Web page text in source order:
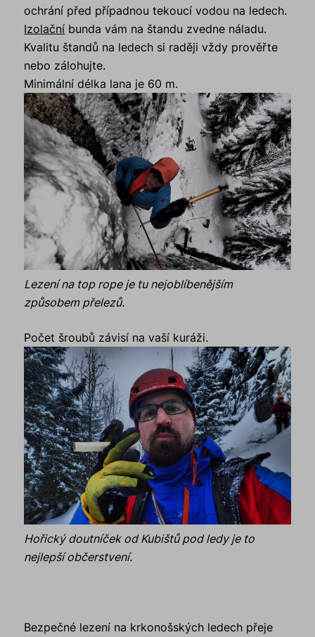
ochrání před případnou tekoucí vodou na ledech.
Izolační bunda vám na štandu zvedne náladu.
Kvalitu štandů na ledech si raději vždy prověřte
nebo zálohujte.
Minimální délka lana je 60 m.
Lezení na top rope je tu nejoblíbenějším
způsobem přelezů.
Počet šroubů závisí na vaší kuráži.
Hořický doutníček od Kubištů pod ledy je to
nejlepší občerstvení.
Bezpečné lezení na krkonošských ledech přeje